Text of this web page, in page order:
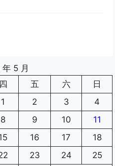
5 月
四 五 六
日
1
2 3
4
8 9 10
11
16 17
18
23 24
25